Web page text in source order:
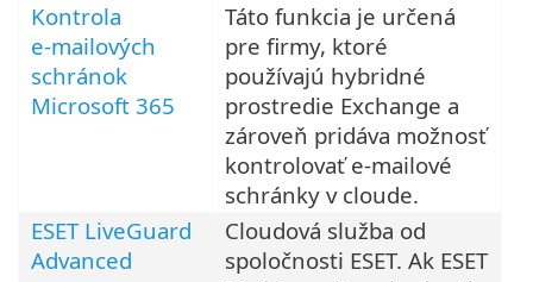
Kontrola
e‑mailových
schránok
Microsoft 365
Táto funkcia je určená
pre firmy, ktoré
používajú hybridné
prostredie Exchange a
zároveň pridáva možnosť
kontrolovať e-mailové
schránky v cloude.
ESET LiveGuard
Advanced
Cloudová služba od
spoločnosti ESET. Ak ESET